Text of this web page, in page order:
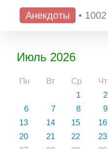
Анекдоты • 1002
Июль 2026
Пн Вт Ср Чт
1
2
6
7 8 9
13
14 15 16
20
21 22 23